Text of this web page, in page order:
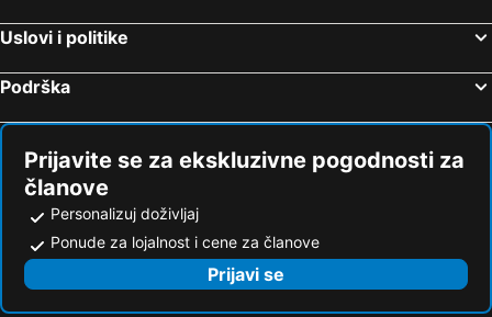
Uslovi i politike
Podrška
Prijavite se za ekskluzivne pogodnosti za
članove
Personalizuj doživljaj
Ponude za lojalnost i cene za članove
Prijavi se